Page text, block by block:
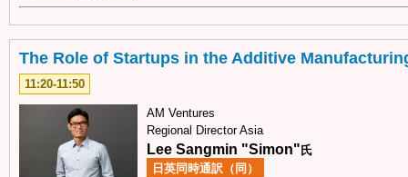
The Role of Startups in the Additive
11:20-11:50
AM Ventures
Regional Director Asia
Lee Sangmin "Simon" 氏
日英同時通訳（同）